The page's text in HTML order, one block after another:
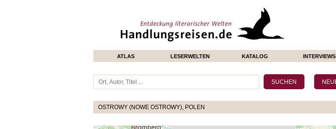
ATLAS LESERWELTEN KATALOG INTERVIEWS
OSTROWY (NOWE OSTROWY), POLEN